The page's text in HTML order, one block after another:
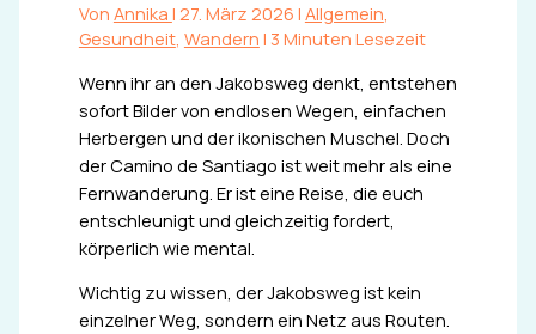
Von Annika | 27. März 2026 | Allgemein,
Gesundheit, Wandern | 3 Minuten Lesezeit
Wenn ihr an den Jakobsweg denkt, entstehen
sofort Bilder von endlosen Wegen, einfachen
Herbergen und der ikonischen Muschel. Doch
der Camino de Santiago ist weit mehr als eine
Fernwanderung. Er ist eine Reise, die euch
entschleunigt und gleichzeitig fordert,
körperlich wie mental.
Wichtig zu wissen, der Jakobsweg ist kein
einzelner Weg, sondern ein Netz aus Routen.